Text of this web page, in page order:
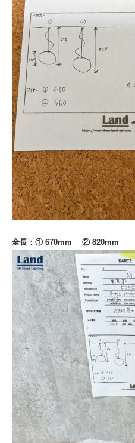
全長：① 670mm ② 820mm